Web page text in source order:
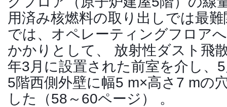
用済み核燃料の取り出しでは最
では、オペレーティングフロア
かかりとして、 放射性ダスト飛
年3月に設置された前室を介し、
5階西側外壁に幅5 m×高さ7 mの
した（58～60ページ） 。